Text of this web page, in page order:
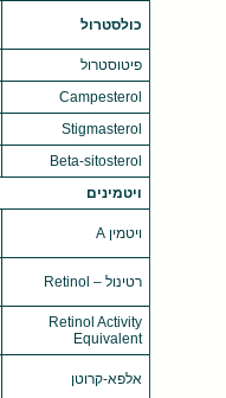
כולסטרול
פיטוסטרול
Campesterol
Stigmasterol
Beta-sitosterol
ויטמינים
ויטמין A
רטינול – Retinol
Retinol Activity
Equivalent
אלפא-קרוטן